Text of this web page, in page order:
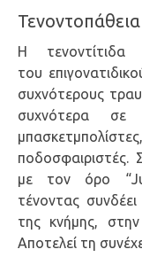
Τενοντοπάθεια
Η τενοντίτιδα
του
συχνότερους
συχνότερα σε
ποδοσφαιριστές.
με τον όρο
τένοντας
της κνήμης,
Αποτελεί τη